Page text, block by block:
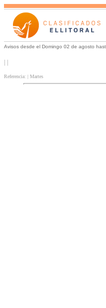
Avisos desde el Domingo 02 de agosto
| |
Referencia: | Martes